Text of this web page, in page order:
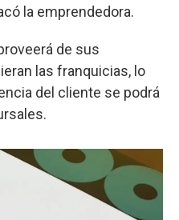
la emprendedora.
de sus
las franquicias, lo
del cliente se podrá